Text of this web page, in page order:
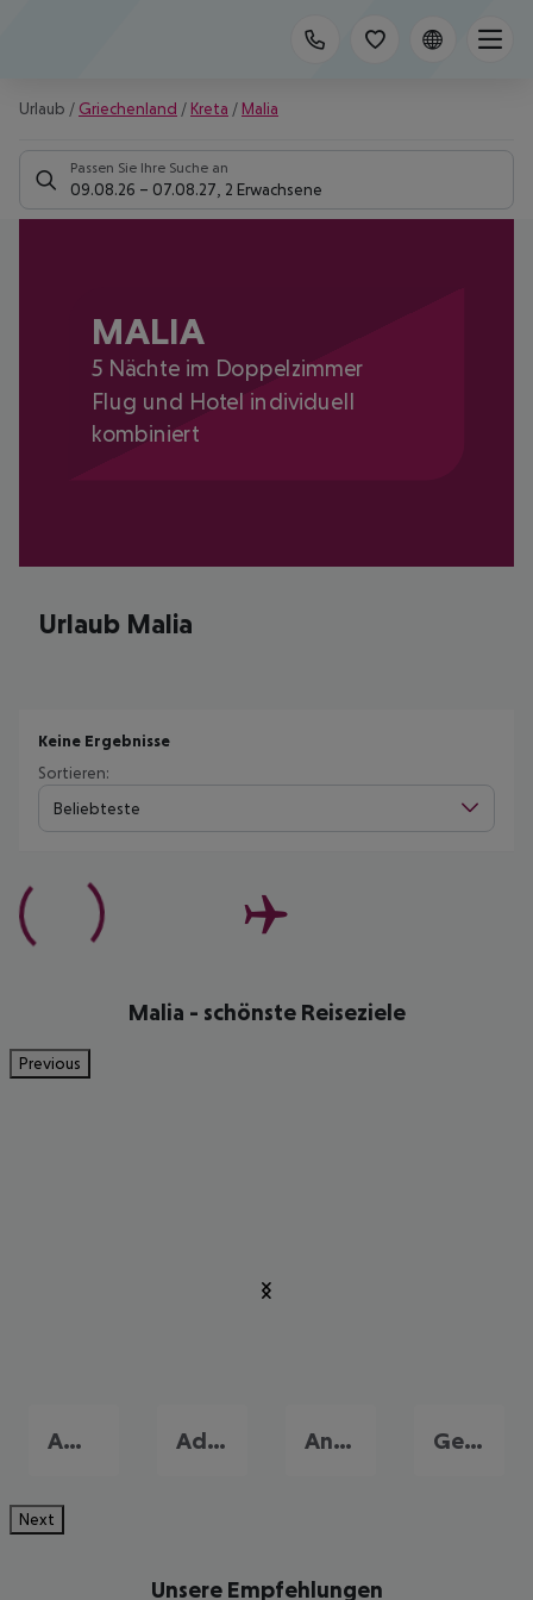
Urlaub / Griechenland / Kreta / Malia
Passen Sie Ihre Suche an
09.08.26 – 07.08.27 2 Erwachsene
MALIA
5 Nächte im Doppelzimmer
Flug und Hotel individuell
kombiniert
Urlaub Malia
Keine Ergebnisse
Sortieren:
Beliebteste
Malia - schönste Reiseziele
Previous
Amoudara Adelianos Kambos Analypsi Georgioupolis
Next
Unsere Empfehlungen